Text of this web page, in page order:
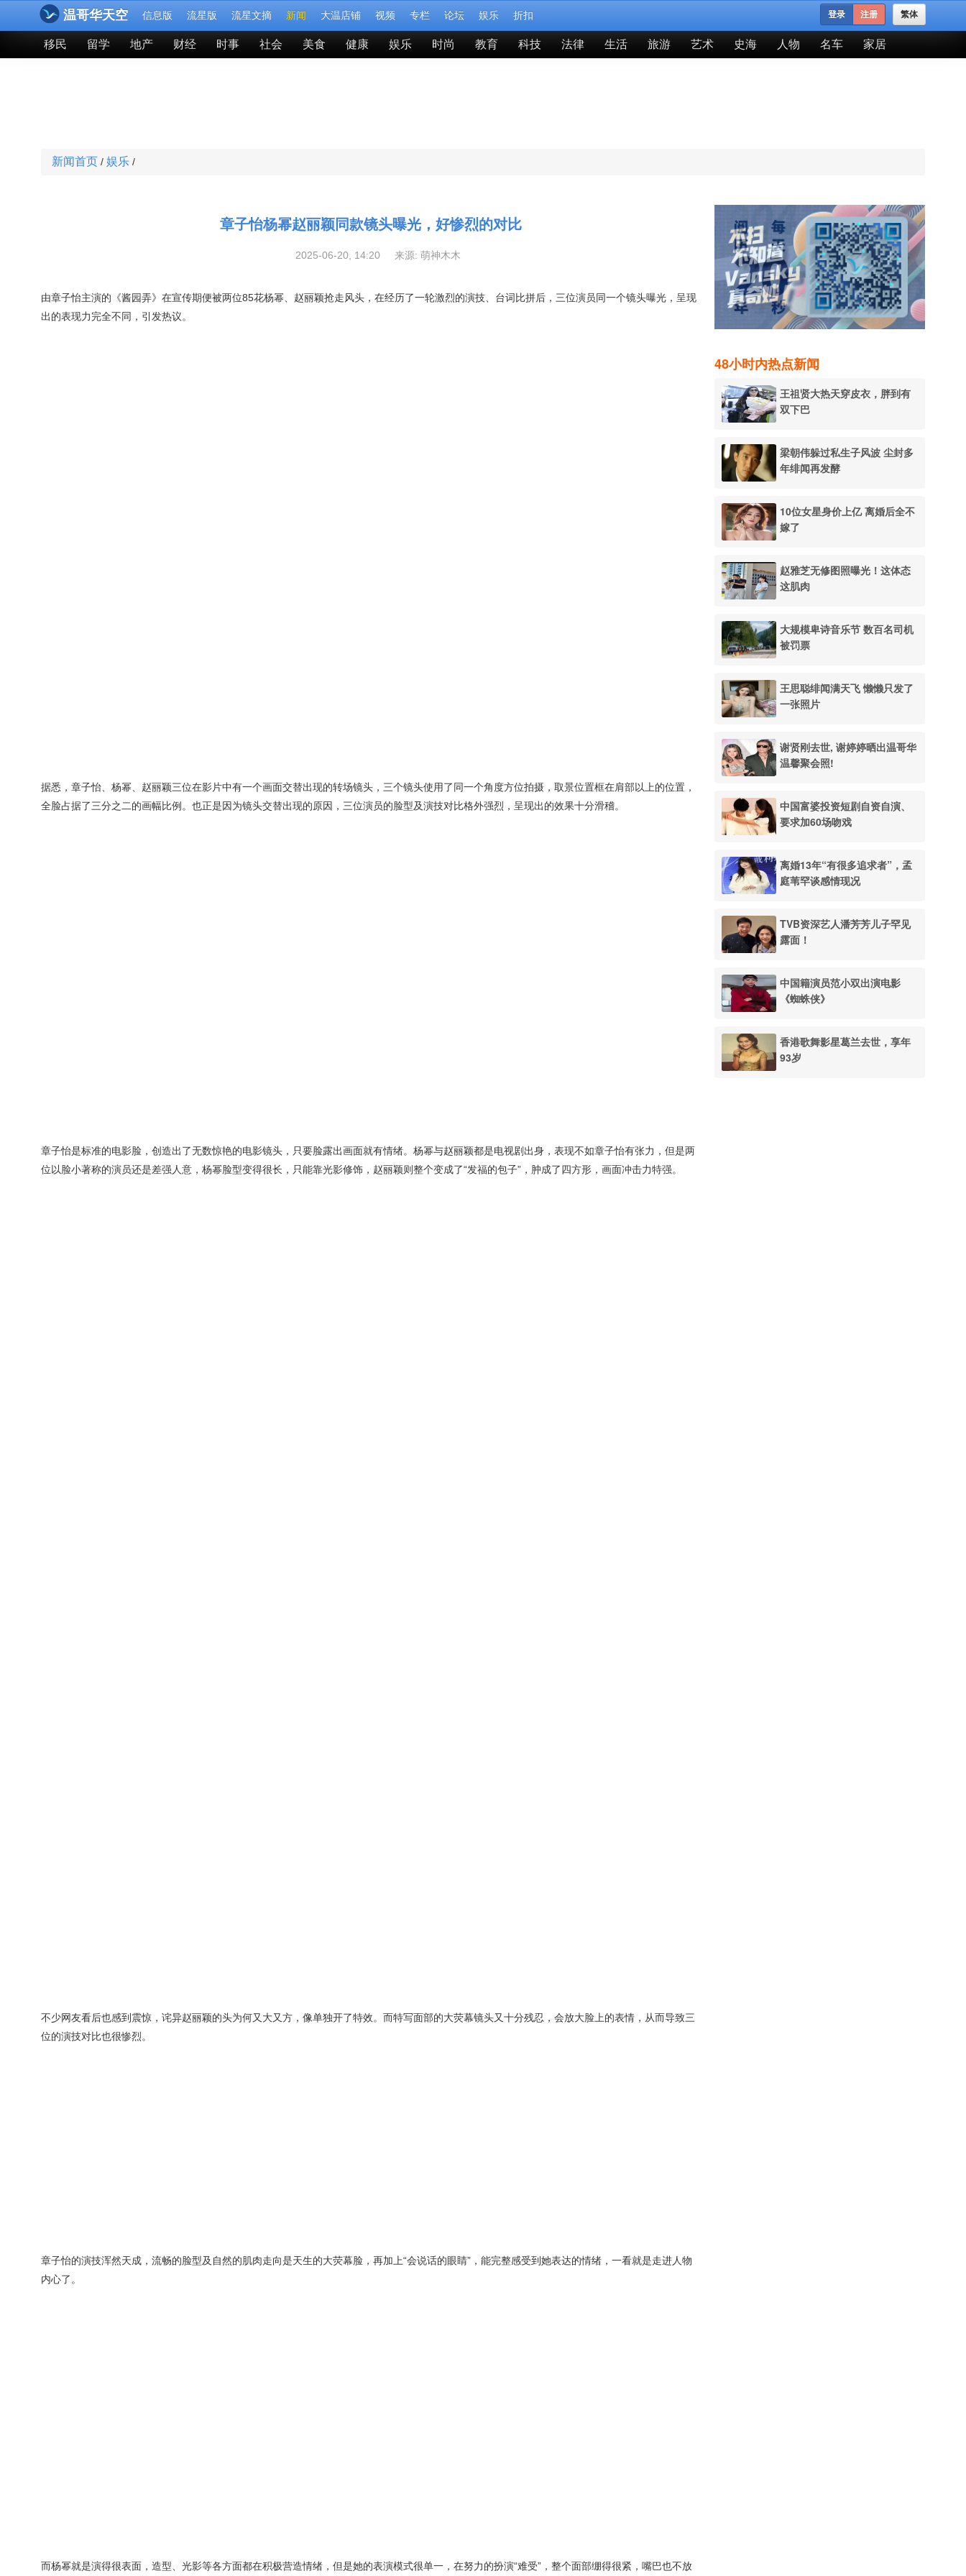
温哥华天空 信息版 流星版 流星文摘 新闻 大温店铺 视频 专栏 论坛 娱乐 折扣 繁体
登录 注册
移民 留学 地产 财经 时事 社会 美食 健康 娱乐 时尚 教育 科技 法律 生活 旅游 艺术 史海 人物 名车 家居
新闻首页 / 娱乐 /
章子怡杨幂赵丽颖同款镜头曝光，好惨烈的对比
2025-06-20, 14:20 来源: 萌神木木
由章子怡主演的《酱园弄》在宣传期便被两位85花杨幂、赵丽颖抢走风头，在经历了一轮激烈的演技、台词比拼后，三位演员同一个镜头曝光，呈现
出的表现力完全不同，引发热议。
据悉，章子怡、杨幂、赵丽颖三位在影片中有一个画面交替出现的转场镜头，三个镜头使用了同一个角度方位拍摄，取景位置框在肩部以上的位置，
全脸占据了三分之二的画幅比例。也正是因为镜头交替出现的原因，三位演员的脸型及演技对比格外强烈，呈现出的效果十分滑稽。
章子怡是标准的电影脸，创造出了无数惊艳的电影镜头，只要脸露出画面就有情绪。杨幂与赵丽颖都是电视剧出身，表现不如章子怡有张力，但是两
位以脸小著称的演员还是差强人意，杨幂脸型变得很长，只能靠光影修饰，赵丽颖则整个变成了“发福的包子”，肿成了四方形，画面冲击力特强。
不少网友看后也感到震惊，诧异赵丽颖的头为何又大又方，像单独开了特效。而特写面部的大荧幕镜头又十分残忍，会放大脸上的表情，从而导致三
位的演技对比也很惨烈。
章子怡的演技浑然天成，流畅的脸型及自然的肌肉走向是天生的大荧幕脸，再加上“会说话的眼睛”，能完整感受到她表达的情绪，一看就是走进人物
内心了。
而杨幂就是演得很表面，造型、光影等各方面都在积极营造情绪，但是她的表演模式很单一，在努力的扮演“难受”，整个面部绷得很紧，嘴巴也不放
48小时内热点新闻
王祖贤大热天穿皮衣，胖到有
双下巴
梁朝伟躲过私生子风波 尘封多
年绯闻再发酵
10位女星身价上亿 离婚后全不
嫁了
赵雅芝无修图照曝光！这体态
这肌肉
大规模卑诗音乐节 数百名司机
被罚票
王思聪绯闻满天飞 懒懒只发了
一张照片
谢贤刚去世, 谢婷婷晒出温哥华
温馨聚会照!
中国富婆投资短剧自资自演、
要求加60场吻戏
离婚13年“有很多追求者”，孟
庭苇罕谈感情现况
TVB资深艺人潘芳芳儿子罕见
露面！
中国籍演员范小双出演电影
《蜘蛛侠》
香港歌舞影星葛兰去世，享年
93岁